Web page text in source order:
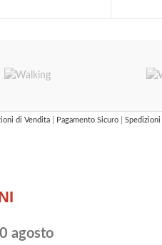
di Vendita Pagamento Sicuro Spedizioni
agosto